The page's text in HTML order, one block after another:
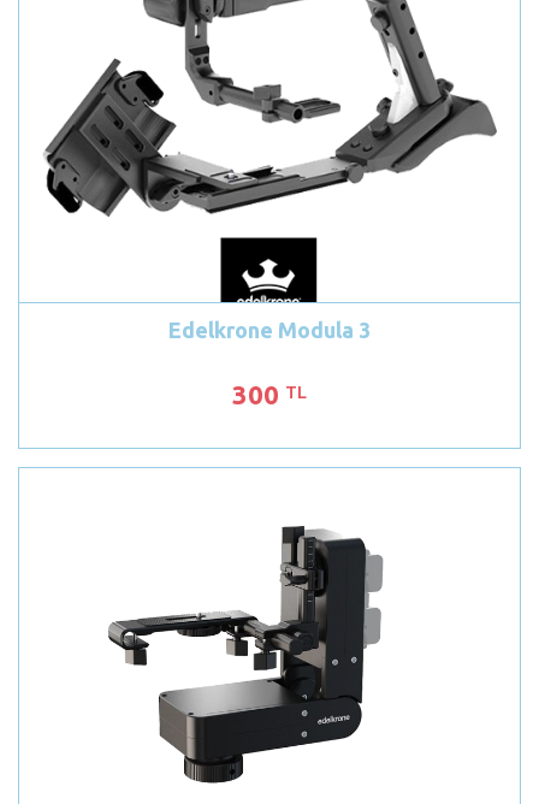
Edelkrone Modula 3
300 TL